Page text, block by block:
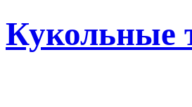
Кукольные